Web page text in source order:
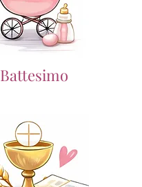
Battesimo